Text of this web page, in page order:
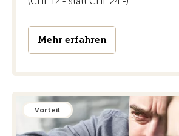
Mehr erfahren
Vorteil